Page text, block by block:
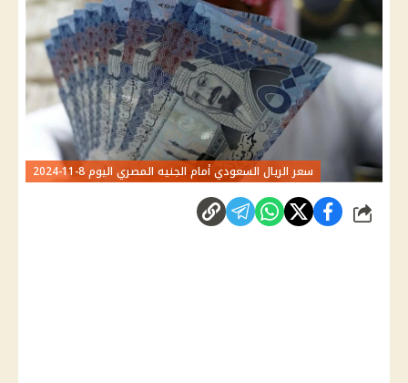
سعر الريال السعودي أمام الجنيه المصري اليوم 8-11-2024
شارك